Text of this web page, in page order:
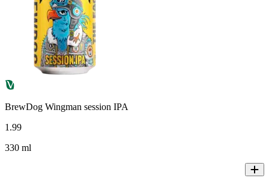
BrewDog Wingman session IPA
1 .99
330 ml